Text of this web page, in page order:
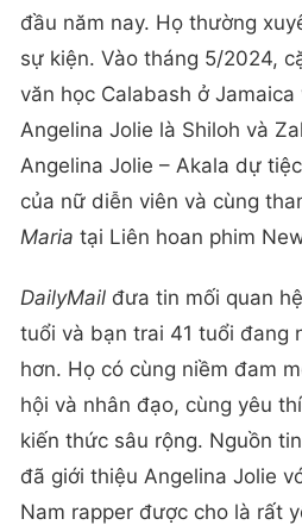
đầu năm nay. Họ thường
sự kiện. Vào tháng 5/2024,
văn học Calabash ở Jamaica
Angelina Jolie là Shiloh và
Angelina Jolie – Akala dự
của nữ diễn viên và cùng
Maria tại Liên hoan phim
DailyMail đưa tin mối quan
tuổi và bạn trai 41 tuổi đang
hơn. Họ có cùng niềm đam
hội và nhân đạo, cùng yêu
kiến thức sâu rộng. Nguồn
đã giới thiệu Angelina Jolie
Nam rapper được cho là rất